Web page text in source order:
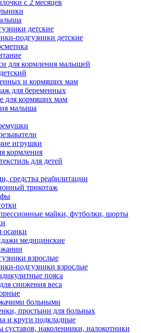
с 2 месяцев
детские
подгузники детские
для кормления малышей
и кормящих мам
для беременных
для кормящих мам
малыша
игрушки
кормления
для детей
средства реабилитации
трикотаж
майки, футболки, шорты
осанки
медицинские
взрослые
подгузники взрослые
пояса
снижения веса
больными
простыни для больных
и круги подкладные
суставов, наколенники, налокотники